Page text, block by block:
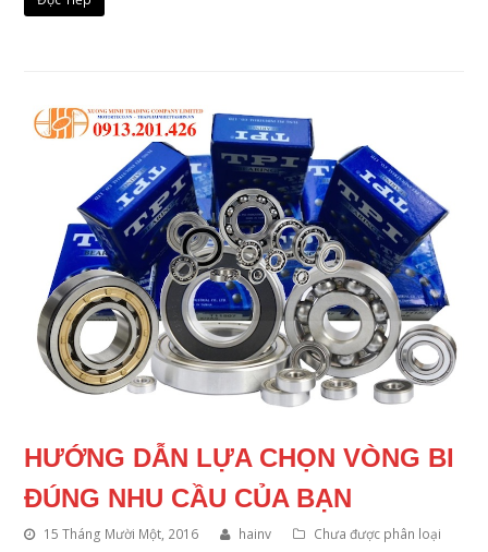
HƯỚNG DẪN LỰA CHỌN VÒNG BI
ĐÚNG NHU CẦU CỦA BẠN
15 Tháng Mười Một, 2016 hainv Chưa được phân loại